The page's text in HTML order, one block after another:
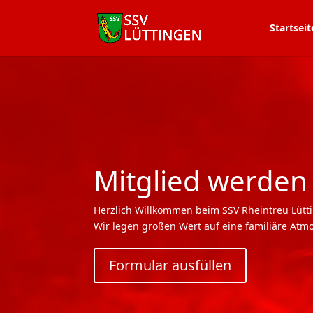
Mitglied werden
Herzlich Willkommen beim SSV Rheintreu
Wir legen großen Wert auf eine familiäre
Formular ausfüllen